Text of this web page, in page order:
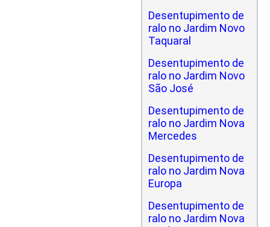
Desentupimento de
ralo no Jardim Novo
Taquaral
Desentupimento de
ralo no Jardim Novo
São José
Desentupimento de
ralo no Jardim Nova
Mercedes
Desentupimento de
ralo no Jardim Nova
Europa
Desentupimento de
ralo no Jardim Nova